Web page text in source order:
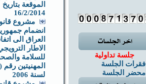
جلسة تداولية
فقرات الجلسة
محضر الجلسة
الموقعة بتاريخ
16/2/2014
مشروع
انضمام
العراق الى
الاطار
للسلامة
لسنة 2006